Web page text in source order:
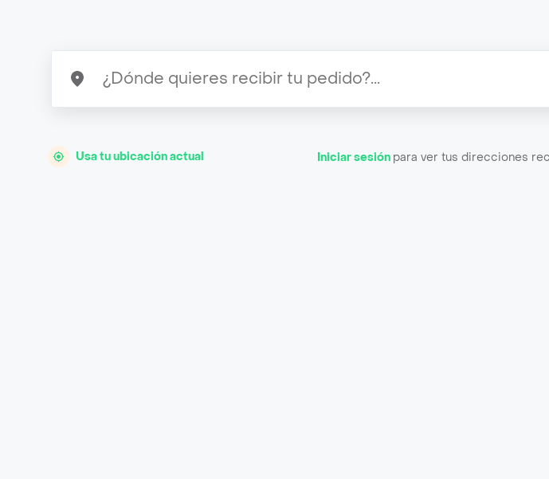
Usa tu ubicación actual Iniciar sesión para ver tus direcciones